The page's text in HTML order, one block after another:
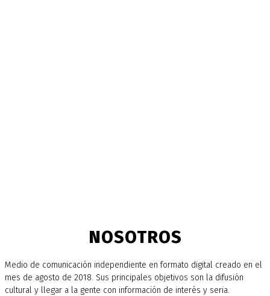
NOSOTROS
Medio de comunicación independiente en formato digital creado en el
mes de agosto de 2018. Sus principales objetivos son la difusión
cultural y llegar a la gente con información de interés y seria.